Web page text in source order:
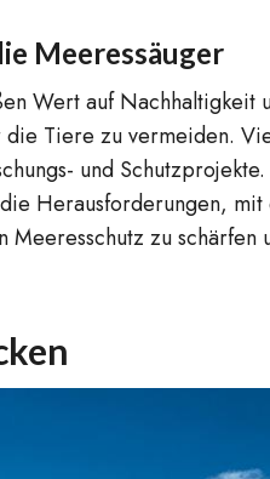
Meeressäuger
Wert auf Nachhaltigkeit
Tiere zu vermeiden.
und
Herausforderungen,
zu